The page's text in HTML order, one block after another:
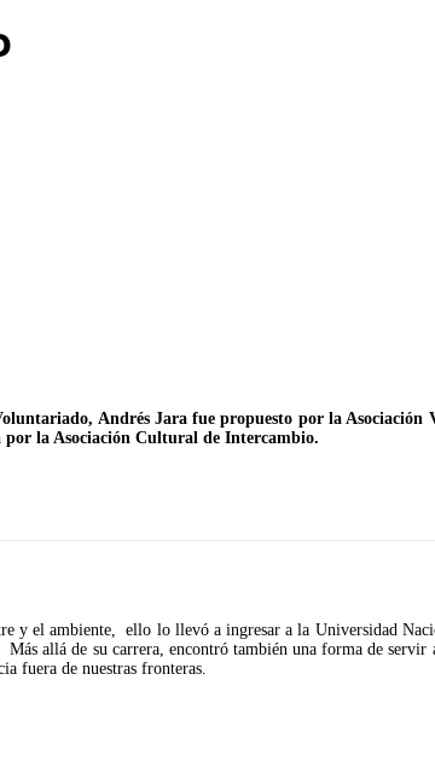
Andrés Jara fue propuesto por la Asociación
la Asociación Cultural de Intercambio.
y el ambiente, ello lo llevó a ingresar a la Universidad
allá de su carrera, encontró también una forma de servir
fuera de nuestras fronteras.
llama a